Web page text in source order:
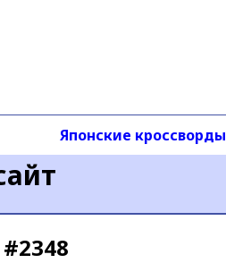
Японские кроссворды